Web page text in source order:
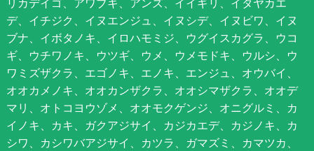
デ、イチジク、イヌエンジュ、イヌシデ、イヌビワ、イヌ
ブナ、イボタノキ、イロハモミジ、ウグイスカグラ、ウコ
ギ、ウチワノキ、ウツギ、ウメ、ウメモドキ、ウルシ、ウ
ワミズザクラ、エゴノキ、エノキ、エンジュ、オウバイ、
オオカメノキ、オオカンザクラ、オオシマザクラ、オオデ
マリ、オトコヨウゾメ、オオモクゲンジ、オニグルミ、カ
イノキ、カキ、ガクアジサイ、カジカエデ、カジノキ、カ
シワ、カシワバアジサイ、カツラ、ガマズミ、カマツカ、